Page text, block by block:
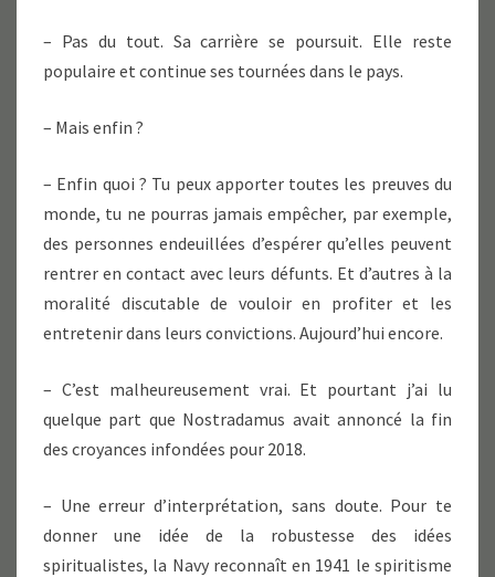
– Pas du tout. Sa carrière se poursuit. Elle reste
populaire et continue ses tournées dans le pays.
– Mais enfin ?
– Enfin quoi ? Tu peux apporter toutes les preuves du
monde, tu ne pourras jamais empêcher, par exemple,
des personnes endeuillées d’espérer qu’elles peuvent
rentrer en contact avec leurs défunts. Et d’autres à la
moralité discutable de vouloir en profiter et les
entretenir dans leurs convictions. Aujourd’hui encore.
– C’est malheureusement vrai. Et pourtant j’ai lu
quelque part que Nostradamus avait annoncé la fin
des croyances infondées pour 2018.
– Une erreur d’interprétation, sans doute. Pour te
donner une idée de la robustesse des idées
spiritualistes, la Navy reconnaît en 1941 le spiritisme